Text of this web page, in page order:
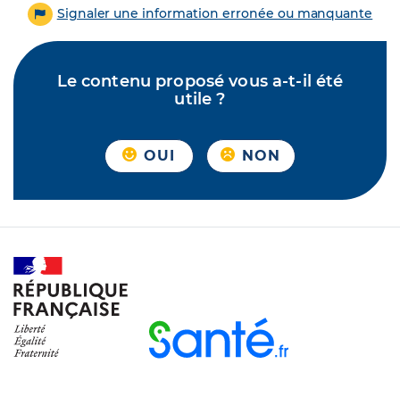
Signaler une information erronée ou manquante
Le contenu proposé vous a-t-il été
utile ?
OUI NON